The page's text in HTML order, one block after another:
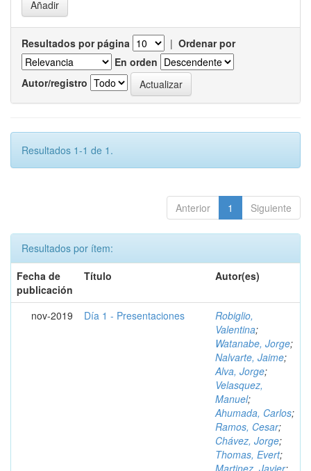
Resultados por página | Ordenar por
En orden
Autor/registro
Resultados 1-1 de 1.
Anterior 1 Siguiente
Resultados por ítem:
Fecha de
publicación
Título Autor(es)
nov-2019 Día 1 - Presentaciones
Robiglio,
Valentina;
Watanabe, Jorge;
Nalvarte, Jaime;
Alva, Jorge;
Velasquez,
Manuel;
Ahumada, Carlos;
Ramos, Cesar;
Chávez, Jorge;
Thomas, Evert;
Martinez, Javier;